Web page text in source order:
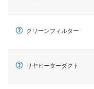
クリーンフィルター
リヤヒーターダクト